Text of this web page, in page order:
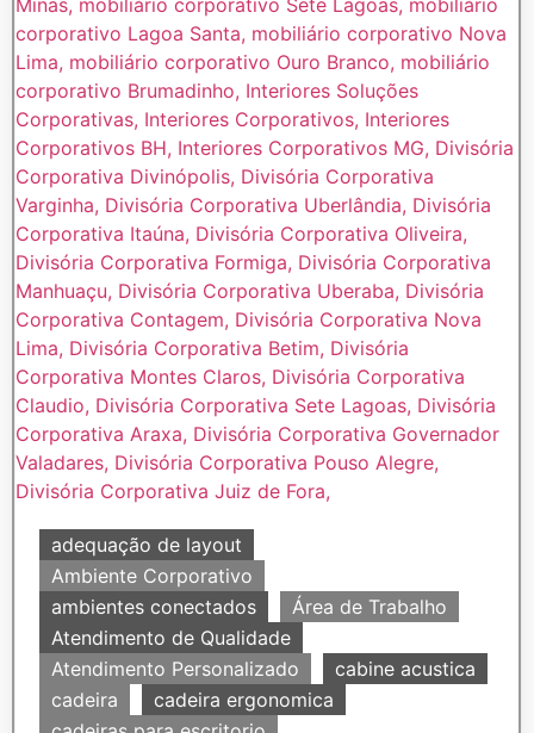
adequação de layout
Ambiente Corporativo
ambientes conectados
Área de Trabalho
Atendimento de Qualidade
Atendimento Personalizado
cabine acustica
cadeira
cadeira ergonomica